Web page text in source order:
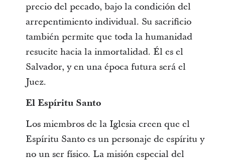
precio del pecado, bajo la condición del
arrepentimiento individual. Su sacrificio
también permite que toda la humanidad
resucite hacia la inmortalidad. Él es el
Salvador, y en una época futura será el
Juez.
El Espíritu Santo
Los miembros de la Iglesia creen que el
Espíritu Santo es un personaje de espíritu y
no un ser físico. La misión especial del